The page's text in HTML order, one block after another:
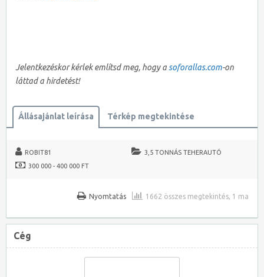
Jelentkezéskor kérlek említsd meg, hogy a soforallas.com-on
láttad a hirdetést!
Állásajánlat leírása Térkép megtekintése
ROBIT81
3,5 TONNÁS TEHERAUTÓ
300 000 - 400 000 FT
1662 összes megtekintés, 1 ma
Nyomtatás
Cég